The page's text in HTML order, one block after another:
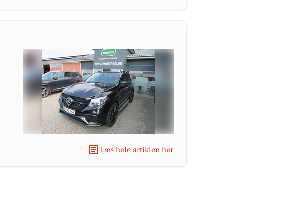
Læs hele artiklen her